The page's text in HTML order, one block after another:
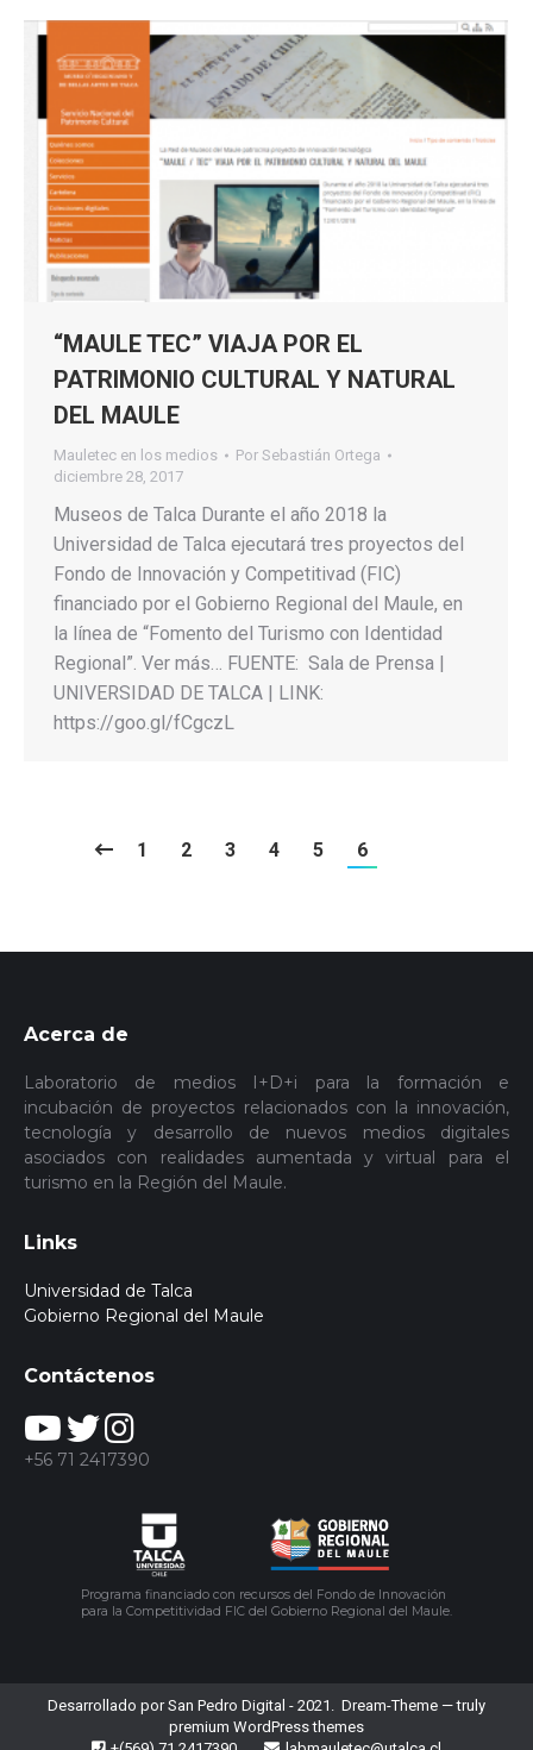
“MAULE TEC” VIAJA POR EL
PATRIMONIO CULTURAL Y NATURAL
DEL MAULE
Mauletec en los medios Por Sebastián Ortega
diciembre 28, 2017
Museos de Talca Durante el año 2018 la
Universidad de Talca ejecutará tres proyectos del
Fondo de Innovación y Competitivad (FIC)
financiado por el Gobierno Regional del Maule, en
la línea de “Fomento del Turismo con Identidad
Regional”. Ver más… FUENTE: Sala de Prensa |
UNIVERSIDAD DE TALCA | LINK:
https://goo.gl/fCgczL
1 2 3 4 5 6
Acerca de
Laboratorio de medios I+D+i para la formación e
incubación de proyectos relacionados con la innovación,
tecnología y desarrollo de nuevos medios digitales
asociados con realidades aumentada y virtual para el
turismo en la Región del Maule.
Links
Universidad de Talca
Gobierno Regional del Maule
Contáctenos
+56 71 2417390
Programa financiado con recursos del Fondo de Innovación
para la Competitividad FIC del Gobierno Regional del Maule.
Desarrollado por San Pedro Digital - 2021. Dream-Theme — truly
premium WordPress themes